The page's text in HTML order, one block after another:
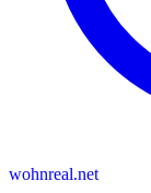
wohnreal.net